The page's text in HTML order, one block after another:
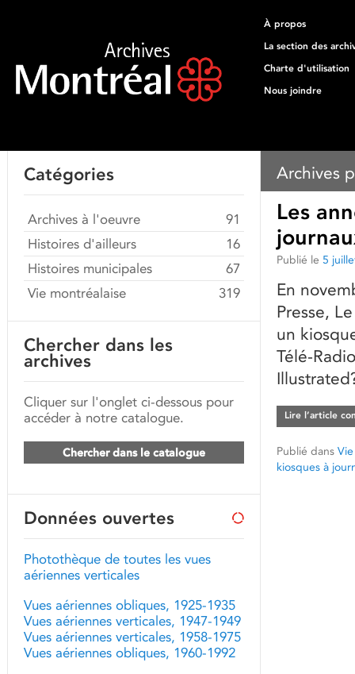
À propos
La section des
Charte d'utilisation
Nous joindre
Archives
Les
Publié le 5
En
Presse,
un
Télé-
Lire l’article
Publié dans
kiosques à
Catégories
Archives à l'oeuvre
91
Histoires d'ailleurs
16
Histoires municipales
67
Vie montréalaise
319
Chercher dans les
archives
Cliquer sur l'onglet ci-dessous pour
accéder à notre catalogue.
Chercher dans le catalogue
Données ouvertes
Photothèque de toutes les vues
aériennes verticales
Vues aériennes obliques, 1925-1935
Vues aériennes verticales, 1947-1949
Vues aériennes verticales, 1958-1975
Vues aériennes obliques, 1960-1992